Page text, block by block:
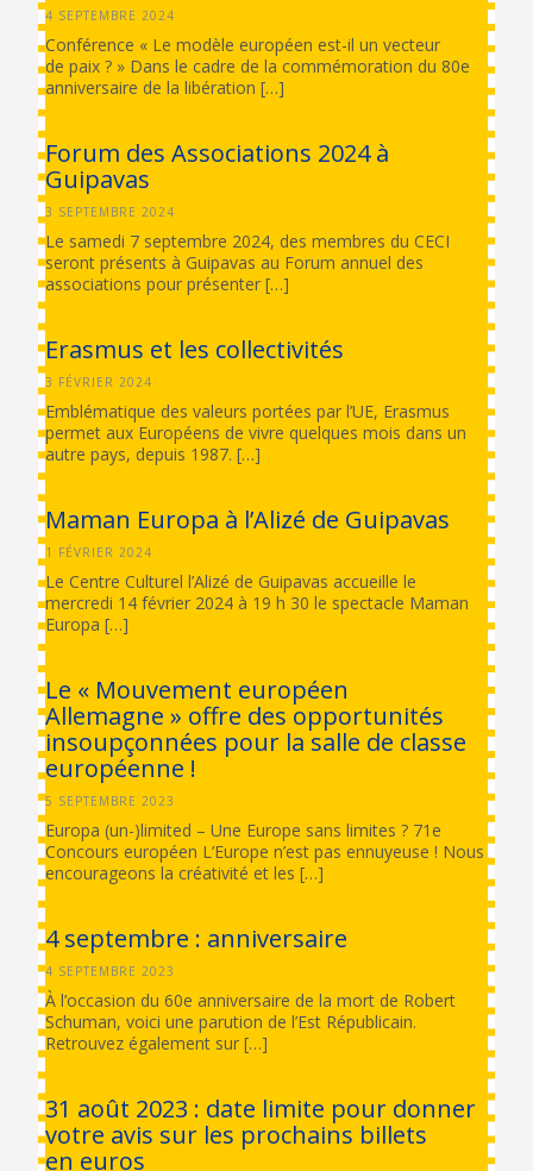
4 SEPTEMBRE 2024
Conférence « Le modèle européen est-il un vecteur
de paix ? » Dans le cadre de la commémoration du 80e
anniversaire de la libération […]
Forum des Associations 2024 à
Guipavas
3 SEPTEMBRE 2024
Le samedi 7 septembre 2024, des membres du CECI
seront présents à Guipavas au Forum annuel des
associations pour présenter […]
Erasmus et les collectivités
3 FÉVRIER 2024
Emblématique des valeurs portées par l’UE, Erasmus
permet aux Européens de vivre quelques mois dans un
autre pays, depuis 1987. […]
Maman Europa à l’Alizé de Guipavas
1 FÉVRIER 2024
Le Centre Culturel l’Alizé de Guipavas accueille le
mercredi 14 février 2024 à 19 h 30 le spectacle Maman
Europa […]
Le « Mouvement européen
Allemagne » offre des opportunités
insoupçonnées pour la salle de classe
européenne !
5 SEPTEMBRE 2023
Europa (un-)limited – Une Europe sans limites ? 71e
Concours européen L’Europe n’est pas ennuyeuse ! Nous
encourageons la créativité et les […]
4 septembre : anniversaire
4 SEPTEMBRE 2023
À l’occasion du 60e anniversaire de la mort de Robert
Schuman, voici une parution de l’Est Républicain.
Retrouvez également sur […]
31 août 2023 : date limite pour donner
votre avis sur les prochains billets
en euros